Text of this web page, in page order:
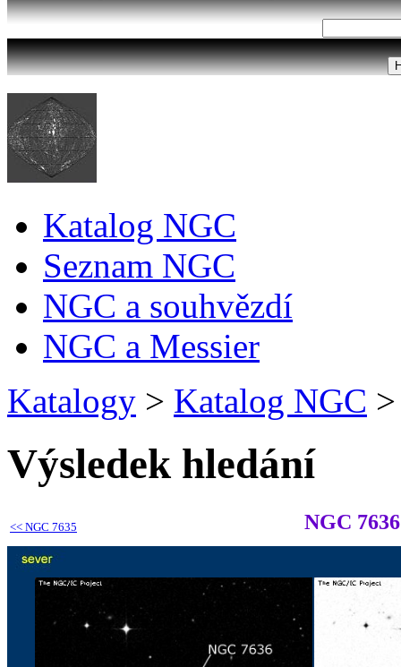
Katalog NGC
Seznam NGC
NGC a souhvězdí
NGC a Messier
Katalogy > Katalog NGC >
Výsledek hledání
<< NGC 7635 NGC 7636